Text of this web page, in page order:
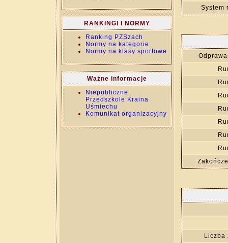
RANKINGI I NORMY
Ranking PZSzach
Normy na kategorie
Normy na klasy sportowe
Ważne informacje
Niepubliczne
Przedszkole Kraina
Uśmiechu
Komunikat organizacyjny
System
Liczba